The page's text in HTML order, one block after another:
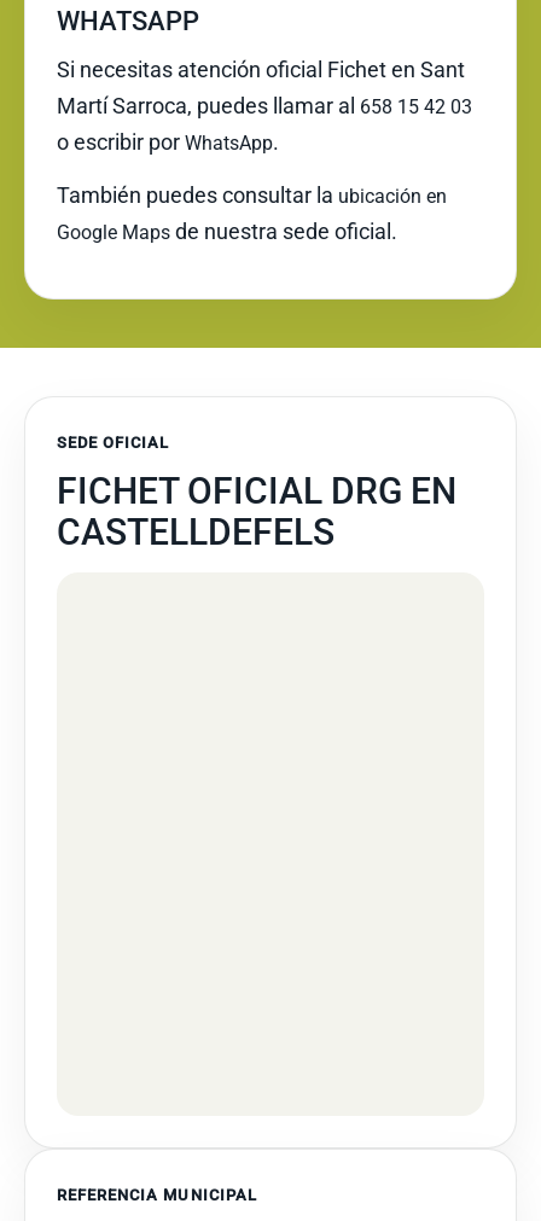
WHATSAPP
Si necesitas atención oficial Fichet en Sant
Martí Sarroca, puedes llamar al 658 15 42 03
o escribir por WhatsApp.
También puedes consultar la ubicación en
Google Maps de nuestra sede oficial.
SEDE OFICIAL
FICHET OFICIAL DRG EN
CASTELLDEFELS
REFERENCIA MUNICIPAL